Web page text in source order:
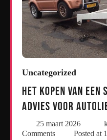
Uncategorized
Het Kopen van
Advies voor
25 maart 2026
Comments
Posted at